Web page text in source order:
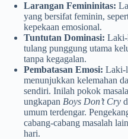
Larangan Femininitas:
yang bersifat feminin,
kepekaan emosional.
Tuntutan Dominasi: Laki-
tulang punggung utama
tanpa kegagalan.
Pembatasan Emosi: Laki-
menunjukkan kelemahan
sendiri. Inilah pokok
ungkapan Boys Don’t Cry
umum terdengar.
cabang-cabang masalah
hari.